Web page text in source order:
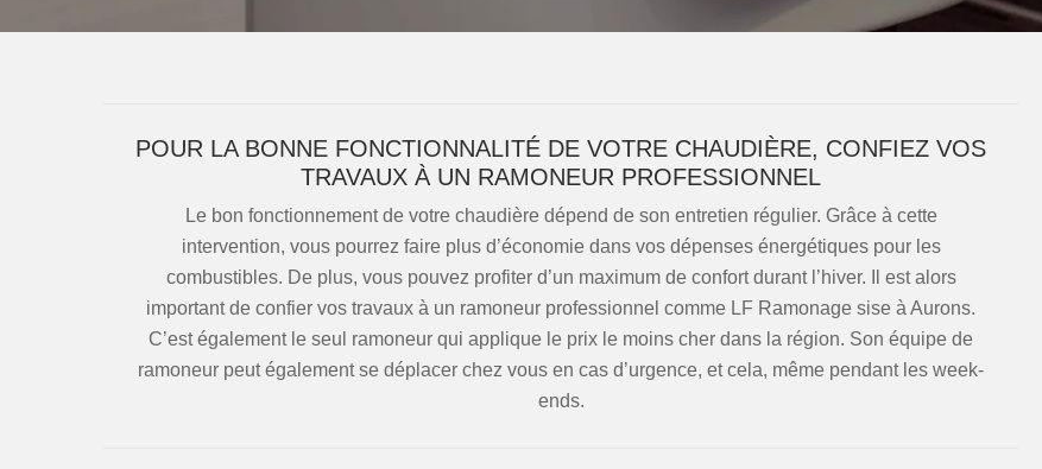
POUR LA BONNE FONCTIONNALITÉ DE VOTRE CHAUDIÈRE, CONFIEZ VOS
TRAVAUX À UN RAMONEUR PROFESSIONNEL
Le bon fonctionnement de votre chaudière dépend de son entretien régulier. Grâce à cette
intervention, vous pourrez faire plus d’économie dans vos dépenses énergétiques pour les
combustibles. De plus, vous pouvez profiter d’un maximum de confort durant l’hiver. Il est alors
important de confier vos travaux à un ramoneur professionnel comme LF Ramonage sise à Aurons.
C’est également le seul ramoneur qui applique le prix le moins cher dans la région. Son équipe de
ramoneur peut également se déplacer chez vous en cas d’urgence, et cela, même pendant les week-
ends.